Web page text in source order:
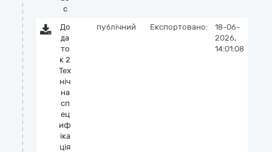
c
До
да
то
к 2
Тех
ніч
на
сп
ец
иф
іка
ція
публічний Експортовано:
18-06-
2026,
14:01:08